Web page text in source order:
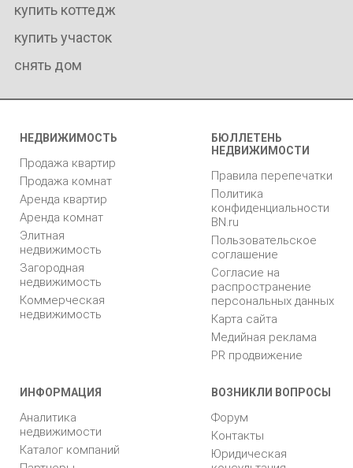
купить коттедж
купить участок
снять дом
НЕДВИЖИМОСТЬ
Продажа квартир
Продажа комнат
Аренда квартир
Аренда комнат
Элитная
недвижимость
Загородная
недвижимость
Коммерческая
недвижимость
БЮЛЛЕТЕНЬ
НЕДВИЖИМОСТИ
Правила перепечатки
Политика
конфиденциальности
BN.ru
Пользовательское
соглашение
Согласие на
распространение
персональных данных
Карта сайта
Медийная реклама
PR продвижение
ИНФОРМАЦИЯ
Аналитика
недвижимости
Каталог компаний
ВОЗНИКЛИ ВОПРОСЫ
Форум
Контакты
Юридическая